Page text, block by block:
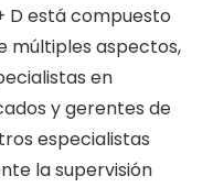
D está compuesto
múltiples aspectos,
en
y gerentes de
especialistas
la supervisión